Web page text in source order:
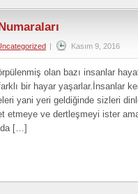
| Kasım 9, 2016
olan bazı insanlar
bir hayar yaşarlar.İnsanlar
yani yeri geldiğinde sizleri
etmeye ve dertleşmeyi ister
[…]